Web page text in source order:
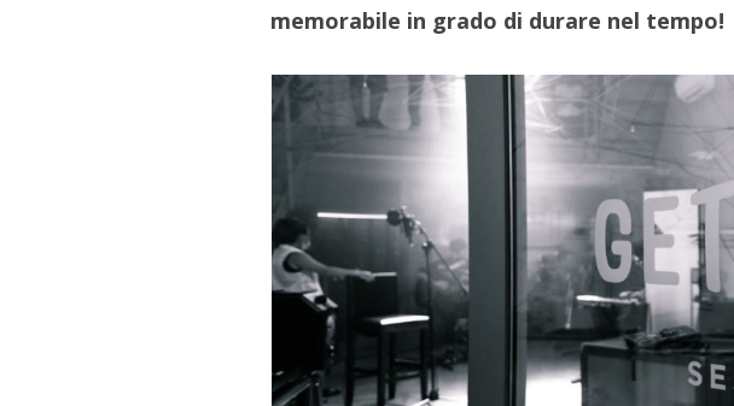
memorabile in grado di durare nel tempo!